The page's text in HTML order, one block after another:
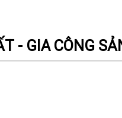
- GIA CÔNG